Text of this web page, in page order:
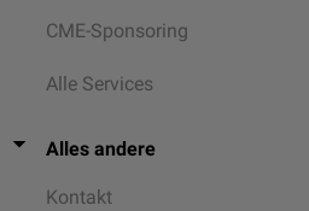
CME-Sponsoring
Alle Services
Alles andere
Kontakt